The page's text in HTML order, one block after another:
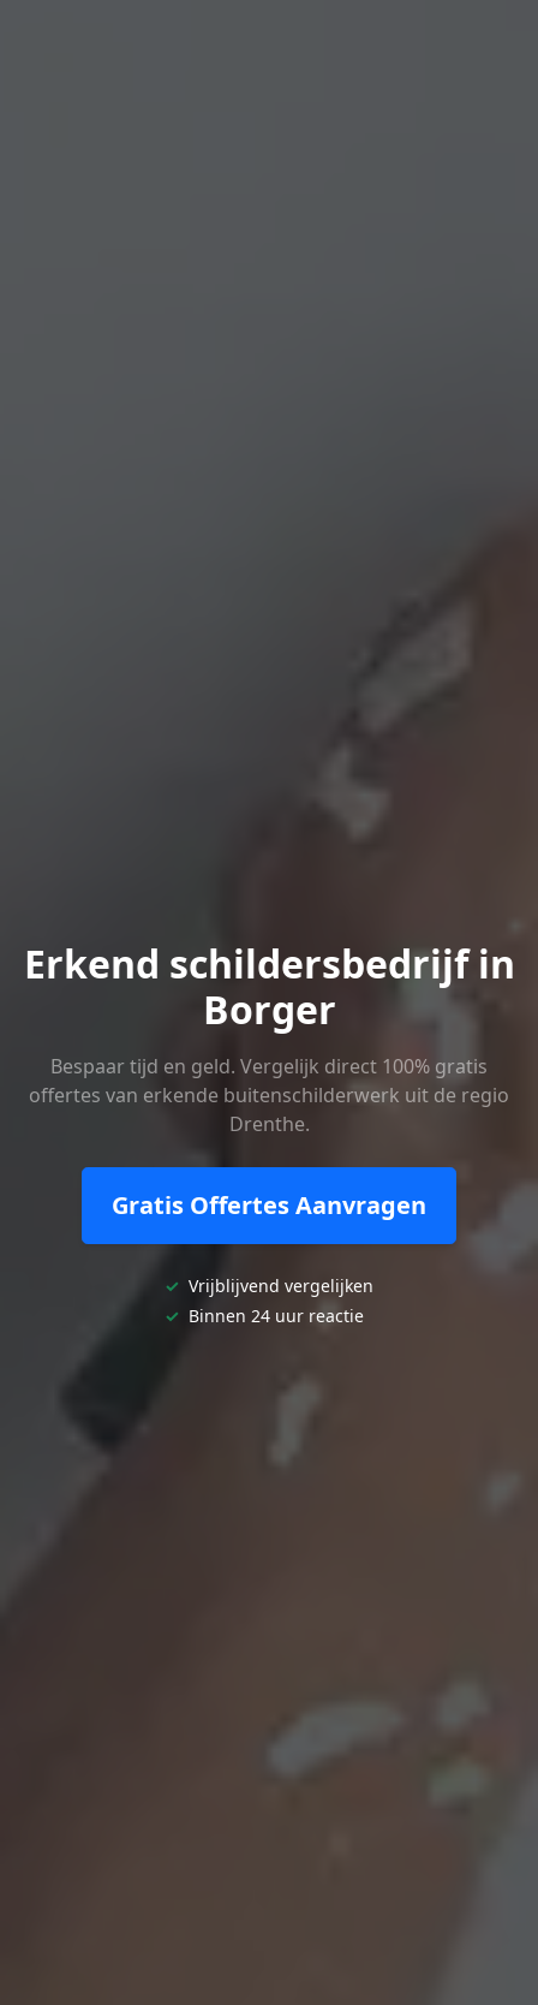
Erkend schildersbedrijf in
Borger
Bespaar tijd en geld. Vergelijk direct 100% gratis
offertes van erkende buitenschilderwerk uit de regio
Drenthe.
Gratis Offertes Aanvragen
✓ Vrijblijvend vergelijken
✓ Binnen 24 uur reactie